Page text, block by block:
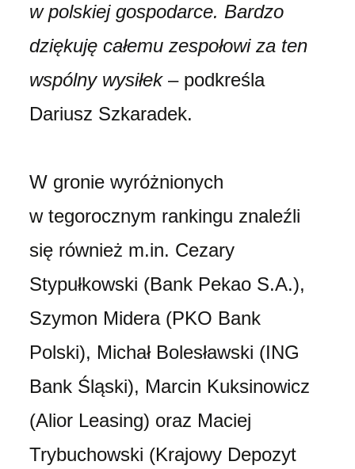
w polskiej gospodarce. Bardzo
dziękuję całemu zespołowi za ten
wspólny wysiłek– podkreśla
Dariusz Szkaradek.
W gronie wyróżnionych
w tegorocznym rankingu znaleźli
się również m.in. Cezary
Stypułkowski (Bank Pekao S.A.),
Szymon Midera (PKO Bank
Polski), Michał Bolesławski (ING
Bank Śląski), Marcin Kuksinowicz
(Alior Leasing) oraz Maciej
Trybuchowski (Krajowy Depozyt